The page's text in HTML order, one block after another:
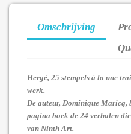
Omschrijving
Hergé, 25 stempels à la une
werk.
De auteur, Dominique Maricq,
pagina boek de 24 verhalen
van Ninth Art.